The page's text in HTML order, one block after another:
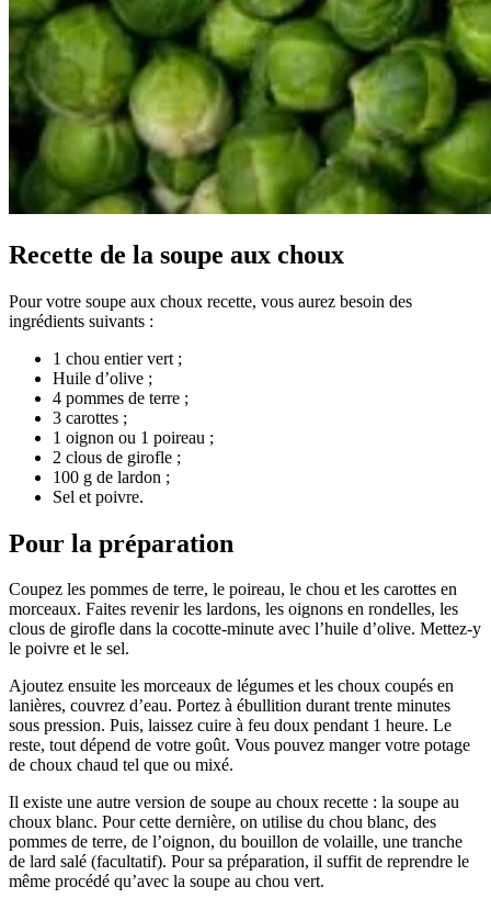
Recette de la soupe aux choux
Pour votre soupe aux choux recette, vous aurez besoin des
ingrédients suivants :
1 chou entier vert ;
Huile d’olive ;
4 pommes de terre ;
3 carottes ;
1 oignon ou 1 poireau ;
2 clous de girofle ;
100 g de lardon ;
Sel et poivre.
Pour la préparation
Coupez les pommes de terre, le poireau, le chou et les carottes en
morceaux. Faites revenir les lardons, les oignons en rondelles, les
clous de girofle dans la cocotte-minute avec l’huile d’olive. Mettez-y
le poivre et le sel.
Ajoutez ensuite les morceaux de légumes et les choux coupés en
lanières, couvrez d’eau. Portez à ébullition durant trente minutes
sous pression. Puis, laissez cuire à feu doux pendant 1 heure. Le
reste, tout dépend de votre goût. Vous pouvez manger votre potage
de choux chaud tel que ou mixé.
Il existe une autre version de soupe au choux recette : la soupe au
choux blanc. Pour cette dernière, on utilise du chou blanc, des
pommes de terre, de l’oignon, du bouillon de volaille, une tranche
de lard salé (facultatif). Pour sa préparation, il suffit de reprendre le
même procédé qu’avec la soupe au chou vert.